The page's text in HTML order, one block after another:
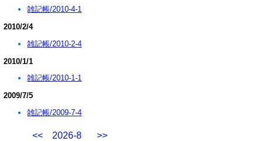
雑記帳/2010-4-1
2010/2/4
雑記帳/2010-2-4
2010/1/1
雑記帳/2010-1-1
2009/7/5
雑記帳/2009-7-4
<< 2026-8
>>